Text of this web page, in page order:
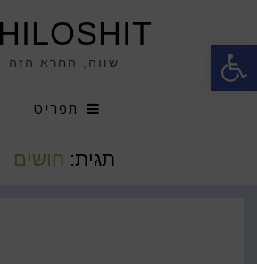
פתח סרגל נגישות שווה, החרא הזה
תפריט
תגית: חושים